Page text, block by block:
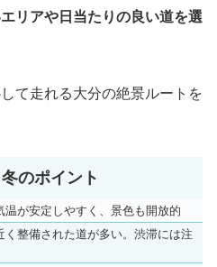
リアや日当たりの良い道を選
て走れる大分の絶景ルートを
のポイント
温が安定しやすく、景色も開放的
く整備された道が多い。渋滞には注